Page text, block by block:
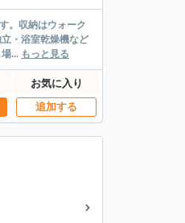
。収納はウォーク
・浴室乾燥機など
... もっと見る
お気に入り
追加する